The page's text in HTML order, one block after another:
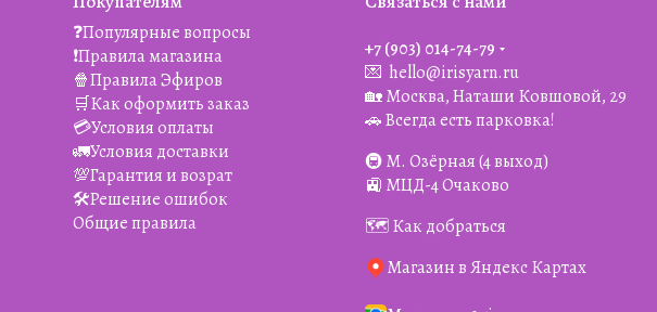
❓Популярные вопросы
❗️Правила магазина
🍿Правила Эфиров
🛒Как оформить заказ
💳Условия оплаты
🚛Условия доставки
💯Гарантия и возрат
🛠️Решение ошибок
Общие правила
+7 (903) 014-74-79‬
💌 hello@irisyarn.ru
🏡 Москва, Наташи Ковшовой, 29
🚗 Всегда есть парковка!
🚇 М. Озёрная (4 выход)
🚉 МЦД-4 Очаково
🗺️ Как добраться
Магазин в Яндекс Картах